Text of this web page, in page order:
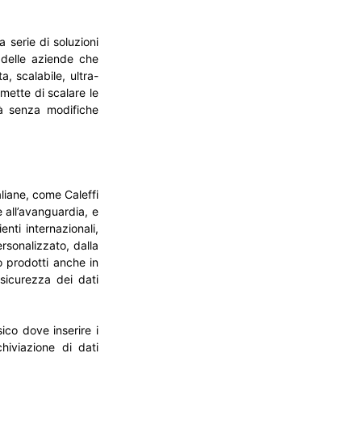
serie di soluzioni
aziende che
scalabile, ultra-
di scalare le
senza modifiche
come Caleffi
e
internazionali,
dalla
prodotti anche in
dei dati
dove inserire i
di dati